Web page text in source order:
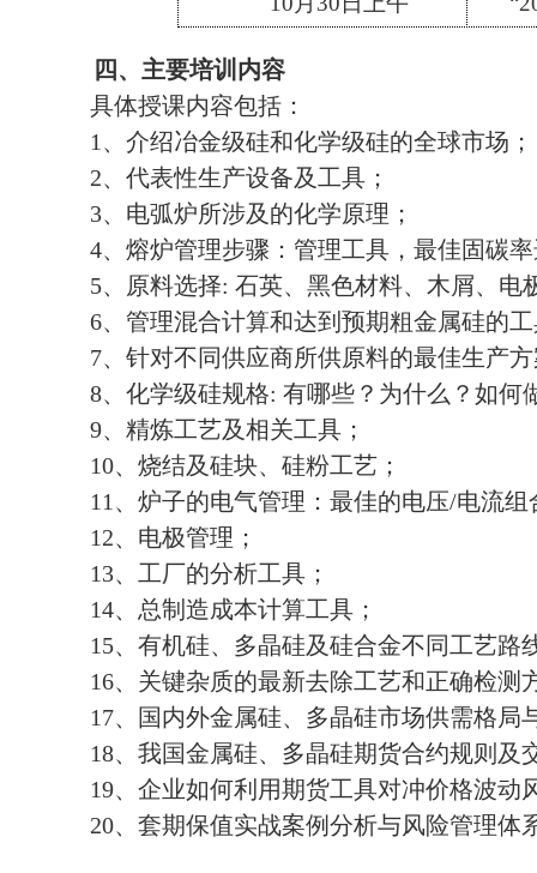
四、 主要培训内容
具体授课内容包括：
1、介绍冶金级硅和化学级硅的全球市场；
2、代表性生产设备及工具；
3、电弧炉所涉及的化学原理；
4、熔炉管理步骤：管理工具，最佳固碳
5、原料选择: 石英、黑色材料、木屑、电
6、管理混合计算和达到预期粗金属硅的
7、针对不同供应商所供原料的最佳生产
8、化学级硅规格: 有哪些？为什么？如何
9、精炼工艺及相关工具；
10、烧结及硅块、硅粉工艺；
11、炉子的电气管理：最佳的电压/电流组
12、电极管理；
13、工厂的分析工具；
14、总制造成本计算工具；
15、有机硅、多晶硅及硅合金不同工艺路
16、关键杂质的最新去除工艺和正确检测
17、国内外金属硅、多晶硅市场供需格局
18、我国金属硅、多晶硅期货合约规则及
19、企业如何利用期货工具对冲价格波动
20、套期保值实战案例分析与风险管理体